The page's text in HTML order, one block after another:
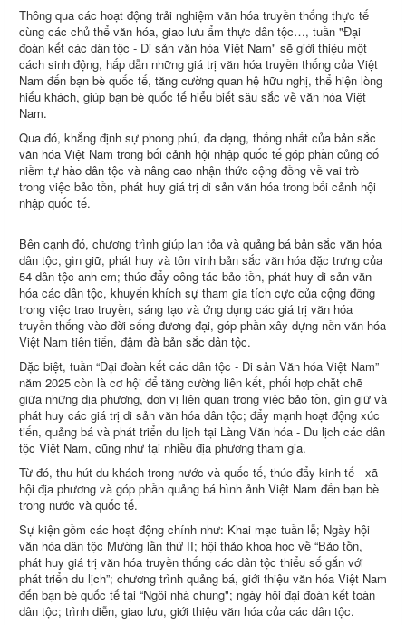
Thông qua các hoạt động trải nghiệm văn hóa truyền thống thực tế
cùng các chủ thể văn hóa, giao lưu ẩm thực dân tộc…, tuần "Đại
đoàn kết các dân tộc - Di sản văn hóa Việt Nam" sẽ giới thiệu một
cách sinh động, hấp dẫn những giá trị văn hóa truyền thống của Việt
Nam đến bạn bè quốc tế, tăng cường quan hệ hữu nghị, thể hiện lòng
hiếu khách, giúp bạn bè quốc tế hiểu biết sâu sắc về văn hóa Việt
Nam.
Qua đó, khẳng định sự phong phú, đa dạng, thống nhất của bản sắc
văn hóa Việt Nam trong bối cảnh hội nhập quốc tế góp phần củng cố
niềm tự hào dân tộc và nâng cao nhận thức cộng đồng về vai trò
trong việc bảo tồn, phát huy giá trị di sản văn hóa trong bối cảnh hội
nhập quốc tế.
Bên cạnh đó, chương trình giúp lan tỏa và quảng bá bản sắc văn hóa
dân tộc, gìn giữ, phát huy và tôn vinh bản sắc văn hóa đặc trưng của
54 dân tộc anh em; thúc đẩy công tác bảo tồn, phát huy di sản văn
hóa các dân tộc, khuyến khích sự tham gia tích cực của cộng đồng
trong việc trao truyền, sáng tạo và ứng dụng các giá trị văn hóa
truyền thống vào đời sống đương đại, góp phần xây dựng nền văn hóa
Việt Nam tiên tiến, đậm đà bản sắc dân tộc.
Đặc biệt, tuần “Đại đoàn kết các dân tộc - Di sản Văn hóa Việt Nam”
năm 2025 còn là cơ hội để tăng cường liên kết, phối hợp chặt chẽ
giữa những địa phương, đơn vị liên quan trong việc bảo tồn, gìn giữ và
phát huy các giá trị di sản văn hóa dân tộc; đẩy mạnh hoạt động xúc
tiến, quảng bá và phát triển du lịch tại Làng Văn hóa - Du lịch các dân
tộc Việt Nam, cũng như tại nhiều địa phương tham gia.
Từ đó, thu hút du khách trong nước và quốc tế, thúc đẩy kinh tế - xã
hội địa phương và góp phần quảng bá hình ảnh Việt Nam đến bạn bè
trong nước và quốc tế.
Sự kiện gồm các hoạt động chính như: Khai mạc tuần lễ; Ngày hội
văn hóa dân tộc Mường lần thứ II; hội thảo khoa học về “Bảo tồn,
phát huy giá trị văn hóa truyền thống các dân tộc thiểu số gắn với
phát triển du lịch”; chương trình quảng bá, giới thiệu văn hóa Việt Nam
đến bạn bè quốc tế tại “Ngôi nhà chung"; ngày hội đại đoàn kết toàn
dân tộc; trình diễn, giao lưu, giới thiệu văn hóa của các dân tộc.